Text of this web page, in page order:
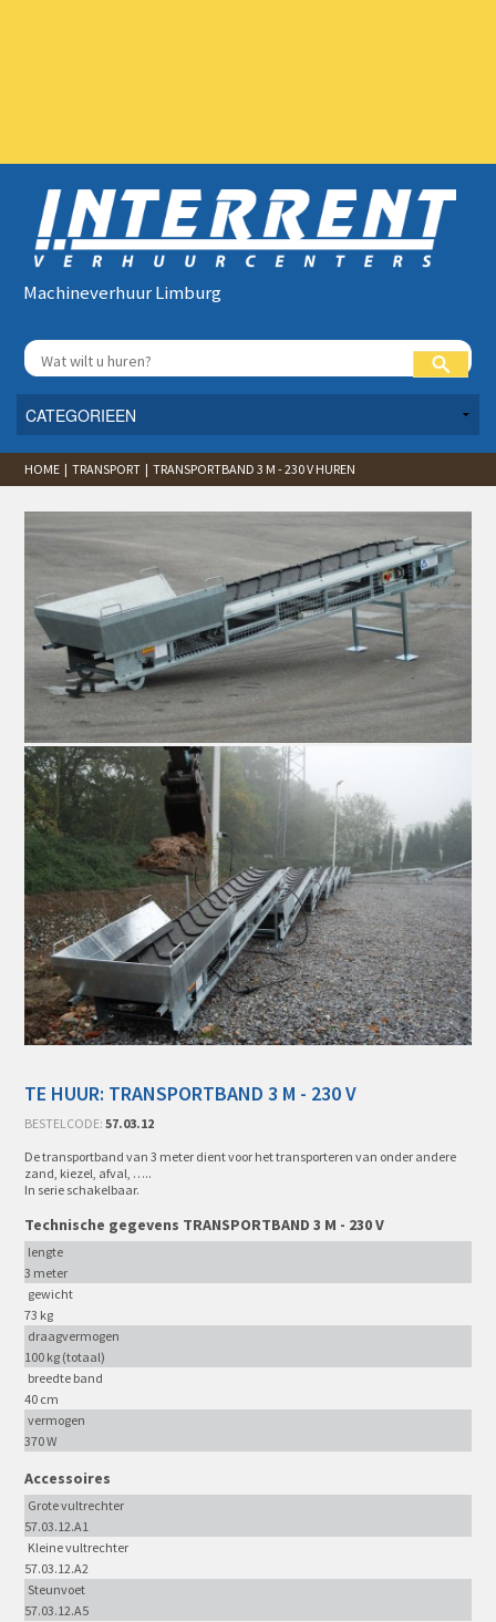
Machineverhuur Limburg
HOME | TRANSPORT | TRANSPORTBAND 3 M - 230 V HUREN
TE HUUR: TRANSPORTBAND 3 M - 230 V
BESTELCODE:57.03.12
De transportband van 3 meter dient voor het transporteren van onder andere
zand, kiezel, afval, …..
In serie schakelbaar.
Technische gegevens TRANSPORTBAND 3 M - 230 V
lengte
3 meter
gewicht
73 kg
draagvermogen
100 kg (totaal)
breedte band
40 cm
vermogen
370 W
Accessoires
Grote vultrechter
57.03.12.A1
Kleine vultrechter
57.03.12.A2
Steunvoet
57.03.12.A5